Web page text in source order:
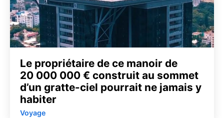
Le propriétaire de ce manoir de
20 000 000 € construit au sommet
d’un gratte-ciel pourrait ne jamais y
habiter
Voyage